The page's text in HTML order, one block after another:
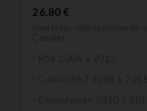
26,80 €